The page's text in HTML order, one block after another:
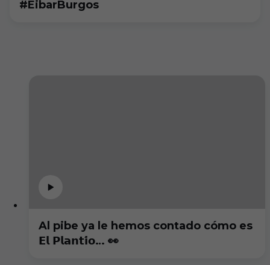
#EibarBurgos
Al pibe ya le hemos contado cómo es
𝗘𝗹 𝗣𝗹𝗮𝗻𝘁𝗶́𝗼… 👀